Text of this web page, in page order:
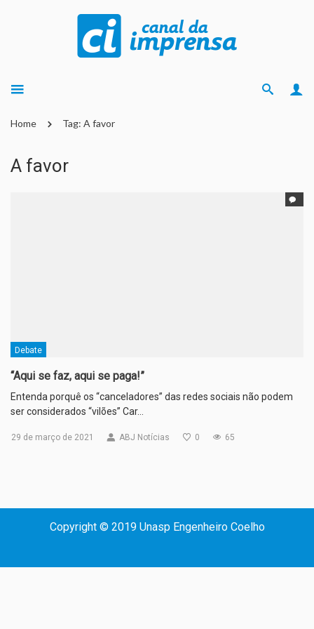
Home Tag: A favor
A favor
Debate
“Aqui se faz, aqui se paga!”
Entenda porquê os “canceladores” das redes sociais não podem
ser considerados “vilões” Car…
29 de março de 2021 ABJ Notícias 0 65
Copyright © 2019 Unasp Engenheiro Coelho